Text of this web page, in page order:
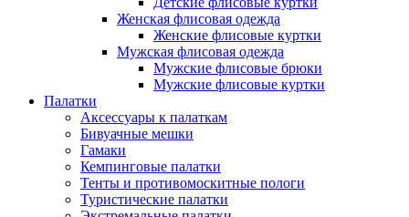
Женская флисовая одежда
Женские флисовые куртки
Мужская флисовая одежда
Мужские флисовые брюки
Мужские флисовые куртки
Палатки
Аксессуары к палаткам
Бивуачные мешки
Гамаки
Кемпинговые палатки
Тенты и противомоскитные пологи
Туристические палатки